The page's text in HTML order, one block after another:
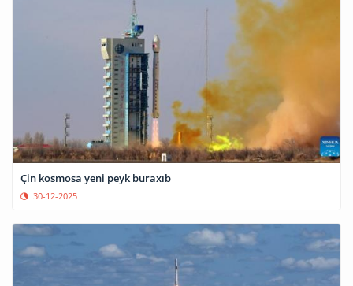
Çin kosmosa yeni peyk buraxıb
30-12-2025